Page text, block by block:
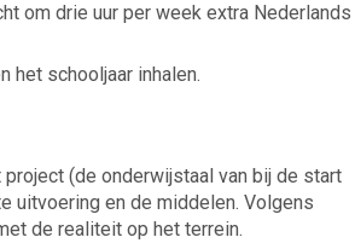
om drie uur per week extra Nederlands
het schooljaar inhalen.
(de onderwijstaal van bij de start
uitvoering en de middelen. Volgens
de realiteit op het terrein.